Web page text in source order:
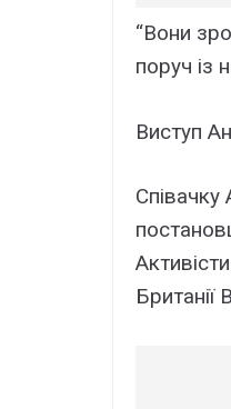
“Вони
поруч із
Виступ
Британії